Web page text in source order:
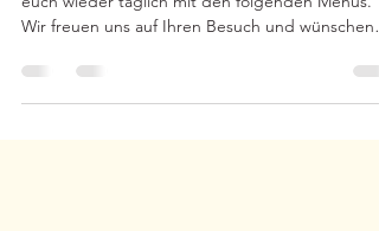
Sehr geehrte Gäste, Ab Montag verwöhnen wir
Wir freuen uns auf Ihren Besuch und wünschen
"en Guete". DIVAN Team